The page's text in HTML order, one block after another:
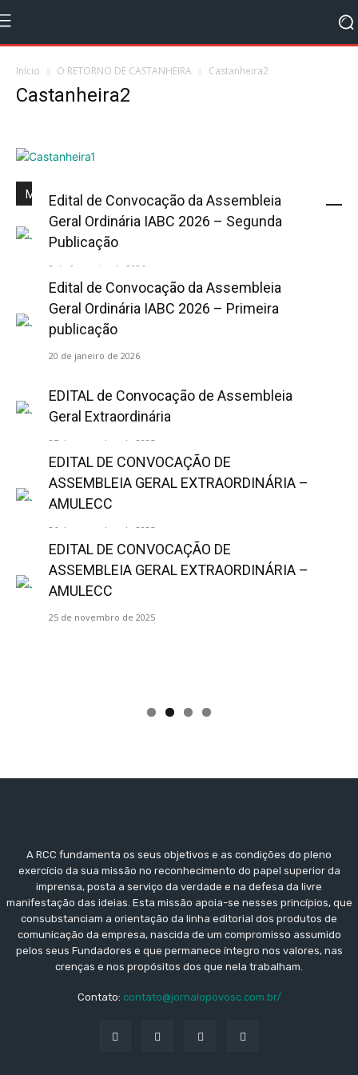
Início O RETORNO DE CASTANHEIRA Castanheira2
Castanheira2
Mais Popular
Edital de Convocação da Assembleia
Geral Ordinária IABC 2026 – Segunda
Publicação
2 de fevereiro de 2026
Edital de Convocação da Assembleia
Geral Ordinária IABC 2026 – Primeira
publicação
20 de janeiro de 2026
EDITAL de Convocação de Assembleia
Geral Extraordinária
27 de novembro de 2025
EDITAL DE CONVOCAÇÃO DE
ASSEMBLEIA GERAL EXTRAORDINÁRIA –
AMULECC
26 de novembro de 2025
EDITAL DE CONVOCAÇÃO DE
ASSEMBLEIA GERAL EXTRAORDINÁRIA –
AMULECC
25 de novembro de 2025
A RCC fundamenta os seus objetivos e as condições do pleno
exercício da sua missão no reconhecimento do papel superior da
imprensa, posta a serviço da verdade e na defesa da livre
manifestação das ideias. Esta missão apoia-se nesses princípios, que
consubstanciam a orientação da linha editorial dos produtos de
comunicação da empresa, nascida de um compromisso assumido
pelos seus Fundadores e que permanece íntegro nos valores, nas
crenças e nos propósitos dos que nela trabalham.
Contato: contato@jornalopovosc.com.br/